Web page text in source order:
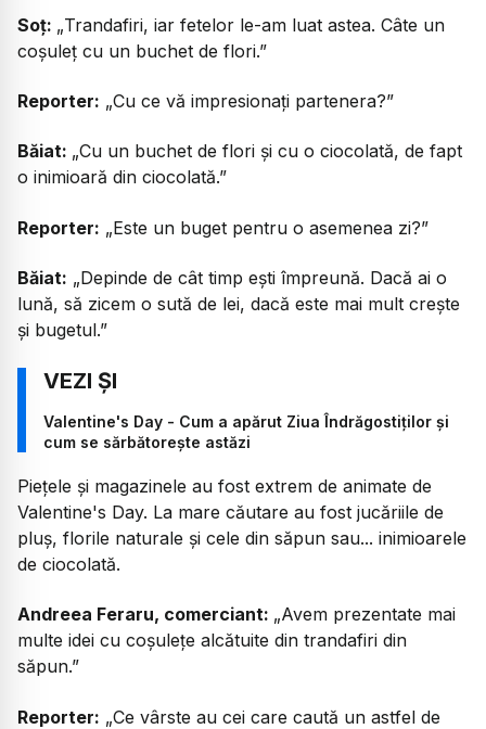
Soț: „Trandafiri, iar fetelor le-am luat astea. Câte un
coșuleț cu un buchet de flori.”
Reporter: „Cu ce vă impresionați partenera?”
Băiat: „Cu un buchet de flori și cu o ciocolată, de fapt
o inimioară din ciocolată.”
Reporter: „Este un buget pentru o asemenea zi?”
Băiat: „Depinde de cât timp ești împreună. Dacă ai o
lună, să zicem o sută de lei, dacă este mai mult crește
și bugetul.”
Valentine's Day - Cum a apărut Ziua Îndrăgostiților și
cum se sărbătorește astăzi
Piețele și magazinele au fost extrem de animate de
Valentine's Day. La mare căutare au fost jucăriile de
pluș, florile naturale și cele din săpun sau... inimioarele
de ciocolată.
Andreea Feraru, comerciant: „Avem prezentate mai
multe idei cu coșulețe alcătuite din trandafiri din
săpun.”
Reporter: „Ce vârste au cei care caută un astfel de